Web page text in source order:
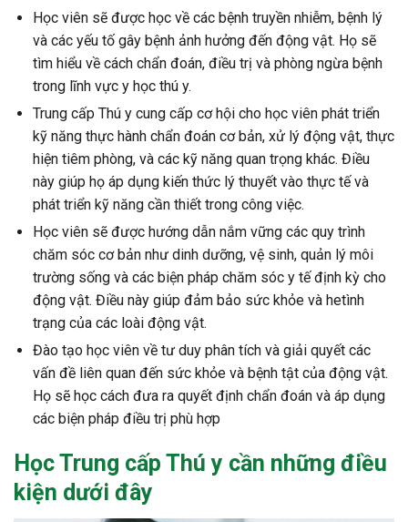
Học viên sẽ được học về các bệnh truyền nhiễm, bệnh lý
và các yếu tố gây bệnh ảnh hưởng đến động vật. Họ sẽ
tìm hiểu về cách chẩn đoán, điều trị và phòng ngừa bệnh
trong lĩnh vực y học thú y.
Trung cấp Thú y cung cấp cơ hội cho học viên phát triển
kỹ năng thực hành chẩn đoán cơ bản, xử lý động vật, thực
hiện tiêm phòng, và các kỹ năng quan trọng khác. Điều
này giúp họ áp dụng kiến thức lý thuyết vào thực tế và
phát triển kỹ năng cần thiết trong công việc.
Học viên sẽ được hướng dẫn nắm vững các quy trình
chăm sóc cơ bản như dinh dưỡng, vệ sinh, quản lý môi
trường sống và các biện pháp chăm sóc y tế định kỳ cho
động vật. Điều này giúp đảm bảo sức khỏe và hetình
trạng của các loài động vật.
Đào tạo học viên về tư duy phân tích và giải quyết các
vấn đề liên quan đến sức khỏe và bệnh tật của động vật.
Họ sẽ học cách đưa ra quyết định chẩn đoán và áp dụng
các biện pháp điều trị phù hợp
Học Trung cấp Thú y cần những điều
kiện dưới đây